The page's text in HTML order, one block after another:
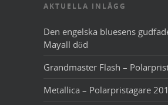
AKTUELLA INLÄGG
Den engelska bluesens
Mayall död
Grandmaster Flash –
Metallica – Polarpristagare